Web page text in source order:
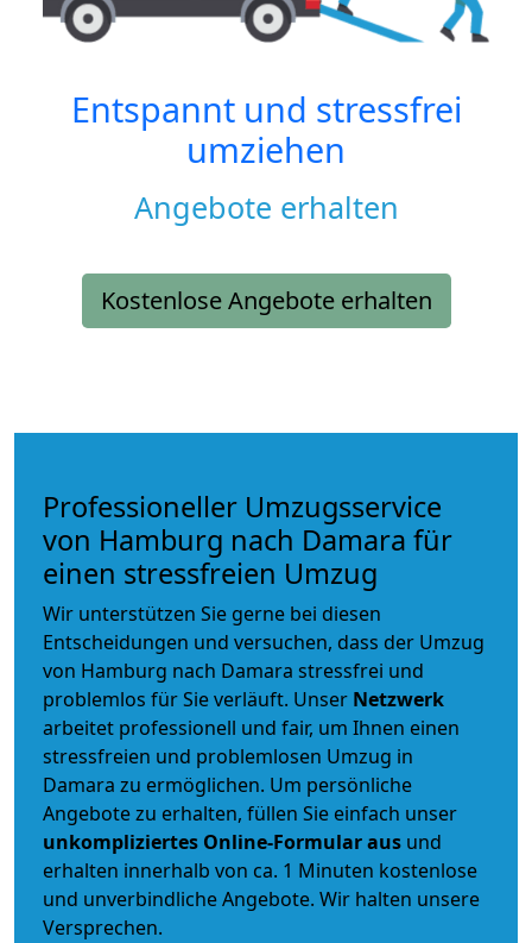
Entspannt und stressfrei
umziehen
Angebote erhalten
Kostenlose Angebote erhalten
Professioneller Umzugsservice
von Hamburg nach Damara für
einen stressfreien Umzug
Wir unterstützen Sie gerne bei diesen
Entscheidungen und versuchen, dass der Umzug
von Hamburg nach Damara stressfrei und
problemlos für Sie verläuft. Unser Netzwerk
arbeitet professionell und fair, um Ihnen einen
stressfreien und problemlosen Umzug in
Damara zu ermöglichen. Um persönliche
Angebote zu erhalten, füllen Sie einfach unser
unkompliziertes Online-Formular aus und
erhalten innerhalb von ca. 1 Minuten kostenlose
und unverbindliche Angebote. Wir halten unsere
Versprechen.